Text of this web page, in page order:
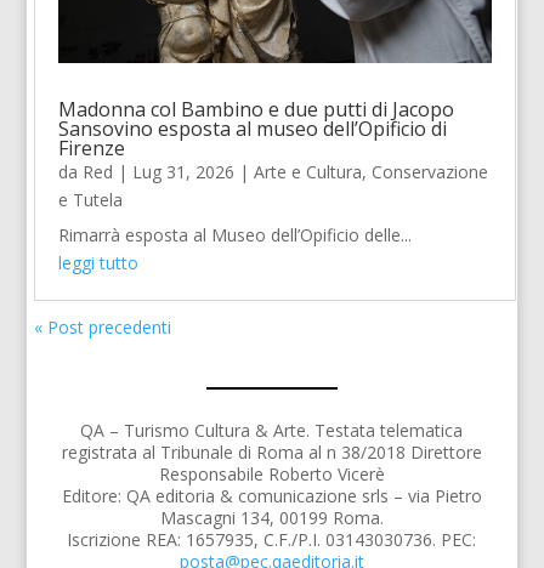
Madonna col Bambino e due putti di Jacopo
Sansovino esposta al museo dell’Opificio di
Firenze
da Red | Lug 31, 2026 |Arte e Cultura, Conservazione
e Tutela
Rimarrà esposta al Museo dell’Opificio delle...
leggi tutto
« Post precedenti
QA – Turismo Cultura & Arte. Testata telematica
registrata al Tribunale di Roma al n 38/2018 Direttore
Responsabile Roberto Vicerè
Editore: QA editoria & comunicazione srls – via Pietro
Mascagni 134, 00199 Roma.
Iscrizione REA: 1657935, C.F./P.I. 03143030736. PEC:
posta@pec.qaeditoria.it